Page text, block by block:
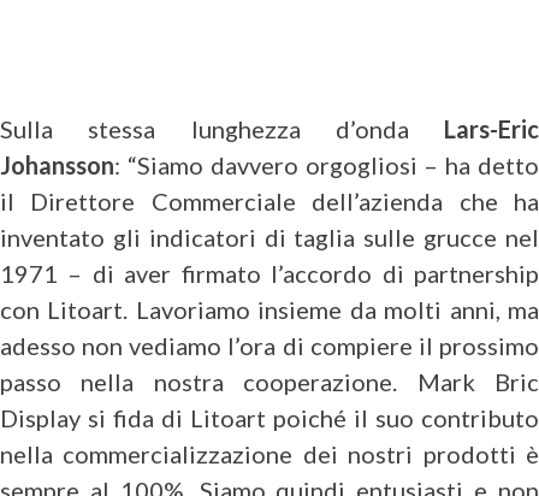
Sulla stessa lunghezza d’onda Lars-Eric
Johansson: “Siamo davvero orgogliosi – ha detto
il Direttore Commerciale dell’azienda che ha
inventato gli indicatori di taglia sulle grucce nel
1971 – di aver firmato l’accordo di partnership
con Litoart. Lavoriamo insieme da molti anni, ma
adesso non vediamo l’ora di compiere il prossimo
passo nella nostra cooperazione. Mark Bric
Display si fida di Litoart poiché il suo contributo
nella commercializzazione dei nostri prodotti è
sempre al 100%. Siamo quindi entusiasti e non